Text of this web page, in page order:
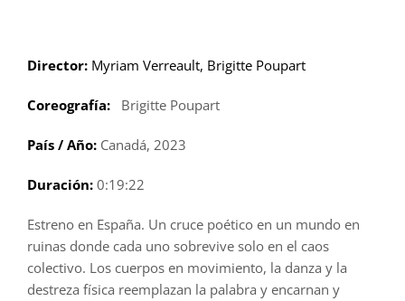
Director: Myriam Verreault, Brigitte Poupart
Coreografía: Brigitte Poupart
País / Año: Canadá, 2023
Duración: 0:19:22
Estreno en España. Un cruce poético en un mundo en
ruinas donde cada uno sobrevive solo en el caos
colectivo. Los cuerpos en movimiento, la danza y la
destreza física reemplazan la palabra y encarnan y